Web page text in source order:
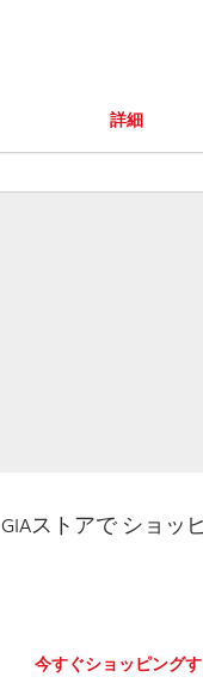
詳細
GIAストアで ショッ
今すぐショッピング